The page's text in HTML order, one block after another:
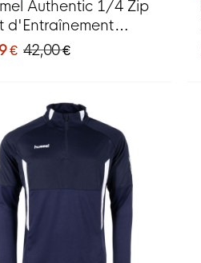
Authentic 1/4 Zip
d'Entraînement
Noir Blanc
€ 42,00 €